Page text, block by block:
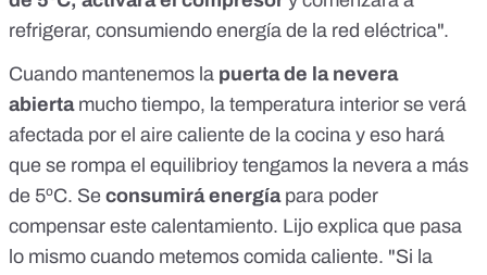
refrigerar, consumiendo energía de la red eléctrica".
Cuando mantenemos la puerta de la nevera
abiertamucho tiempo, la temperatura interior se verá
afectada por el aire caliente de la cocina y eso hará
que se rompa el equilibrioy tengamos la nevera a más
de 5ºC. Se consumirá energíapara poder
compensar este calentamiento. Lijo explica que pasa
lo mismo cuando metemos comida caliente. "Si la